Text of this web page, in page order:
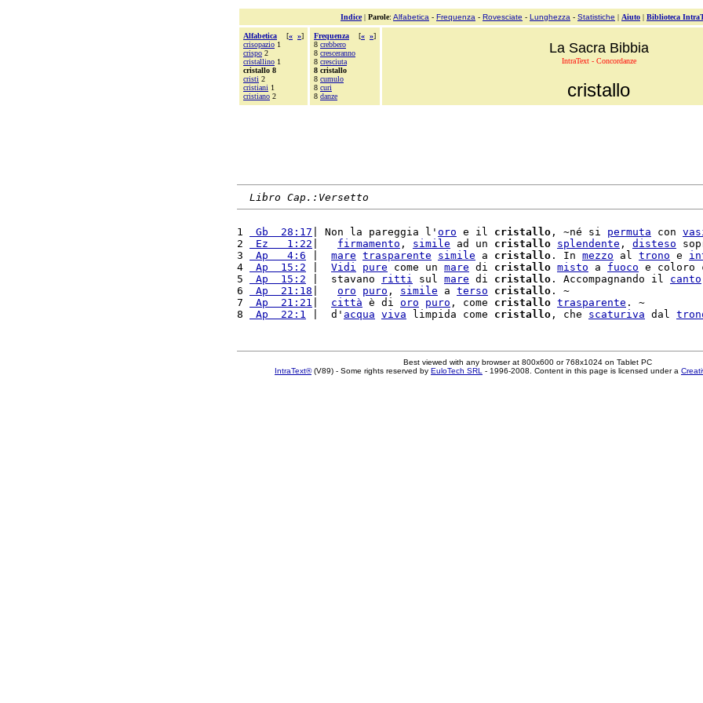
Indice| Parole: Alfabetica - Frequenza - Rovesciate - Lunghezza - Statistiche | Aiuto | Biblioteca
Alfabetica [« »]
crisopazio 1
crispo 2
cristallino 1
cristallo 8
cristi 2
cristiani 1
cristiano 2
Frequenza [« »]
8 crebbero
8 cresceranno
8 cresciuta
8 cristallo
8 cumulo
8 curi
8 danze
La Sacra Bibbia
IntraText - Concordanze
cristallo
Libro Cap.:Versetto
1 Gb  28:17 | Non la pareggia l' oro e il cristallo , ~né si permuta con
2
Ez   1:22 firmamento , simile ad un cristallo splendente , disteso
3
Ap   4:6 mare trasparente simile a cristallo . In mezzo al trono e
4
Ap  15:2 Vidi pure come un mare di cristallo misto a fuoco e coloro
5
Ap  15:2 |  stavano ritti sul mare di cristallo . Accompagnando il canto
6
Ap  21:18 oro puro , simile a terso cristallo . ~
7
Ap  21:21 città è di oro puro , come cristallo trasparente . ~
8
Ap  22:1 |  d' acqua viva limpida come cristallo , che scaturiva dal
Best viewed with any browser at 800x600 or 768x1024 on Tablet PC
IntraText®(V89) - Some rights reserved by EuloTech SRL - 1996-2008. Content in this page is licensed under a